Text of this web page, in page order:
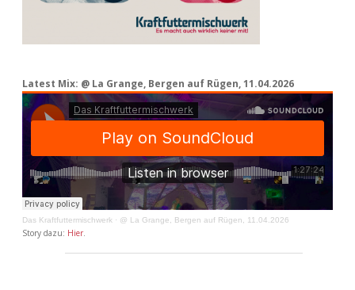
Latest Mix: @ La Grange, Bergen auf Rügen, 11.04.2026
Das Kraftfuttermischwerk · @ La Grange, Bergen auf Rügen, 11.04.2026
Story dazu: Hier.